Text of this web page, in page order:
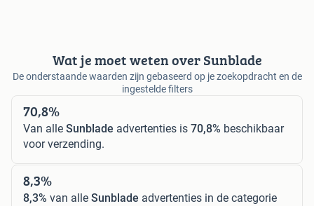
Wat je moet weten over Sunblade
De onderstaande waarden zijn gebaseerd op je zoekopdracht en de
ingestelde filters
70,8%
Van alle Sunblade advertenties is 70,8% beschikbaar
voor verzending.
8,3%
8,3% van alle Sunblade advertenties in de categorie